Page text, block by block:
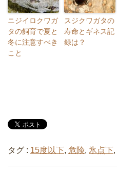
ニジイロクワガ
タの飼育で夏と
冬に注意すべき
こと
スジクワガタの
寿命とギネス記
録は？
タグ : 15度以下, 危険, 氷点下,